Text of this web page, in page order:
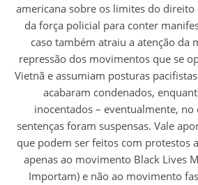
americana sobre os limites do
da força policial para conter
caso também atraiu a atenção da
repressão dos movimentos que se
Vietnã e assumiam posturas
acabaram condenados,
inocentados – eventualmente, no
sentenças foram suspensas. Vale
que podem ser feitos com protestos
apenas ao movimento Black Lives
Importam) e não ao movimento